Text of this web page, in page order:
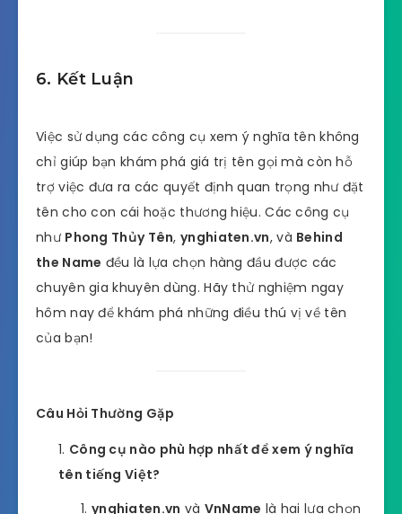
6. Kết Luận
Việc sử dụng các công cụ xem ý nghĩa tên không
chỉ giúp bạn khám phá giá trị tên gọi mà còn hỗ
trợ việc đưa ra các quyết định quan trọng như đặt
tên cho con cái hoặc thương hiệu. Các công cụ
như Phong Thủy Tên,ynghiaten.vn, và Behind
the Name đều là lựa chọn hàng đầu được các
chuyên gia khuyên dùng. Hãy thử nghiệm ngay
hôm nay để khám phá những điều thú vị về tên
của bạn!
Câu Hỏi Thường Gặp
Công cụ nào phù hợp nhất để xem ý nghĩa
tên tiếng Việt?
ynghiaten.vn và VnName là hai lựa chọn